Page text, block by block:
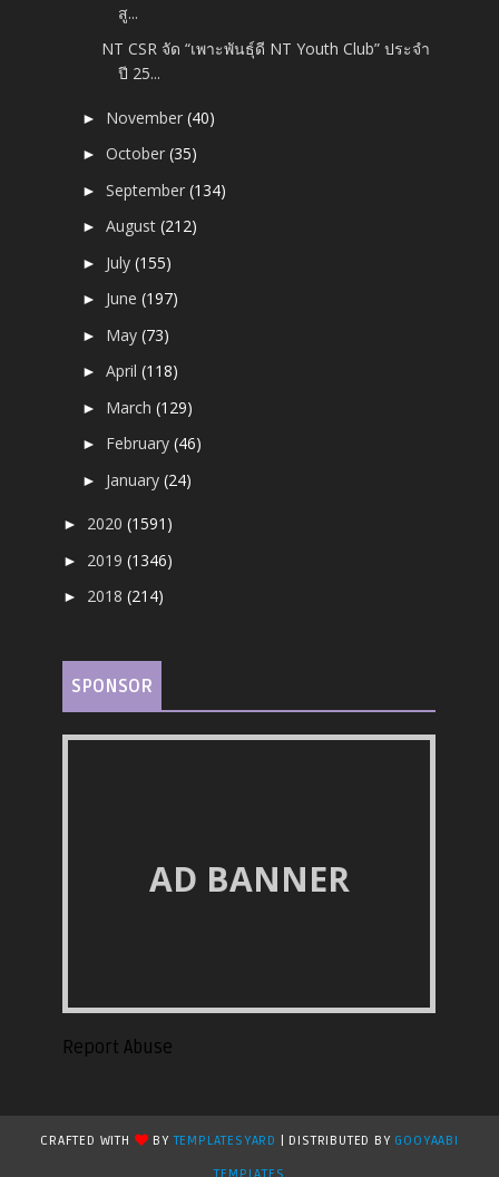
สู...
NT CSR จัด “เพาะพันธุ์ดี NT Youth Club” ประจำ
ปี 25...
► November(40)
►October(35)
►September(134)
►August(212)
► July(155)
► June(197)
► May(73)
►April(118)
► March(129)
► February(46)
► January(24)
► 2020(1591)
► 2019(1346)
► 2018(214)
SPONSOR
AD BANNER
Report Abuse
CRAFTED WITH BYTEMPLATESYARD | DISTRIBUTED BY GOOYAABI